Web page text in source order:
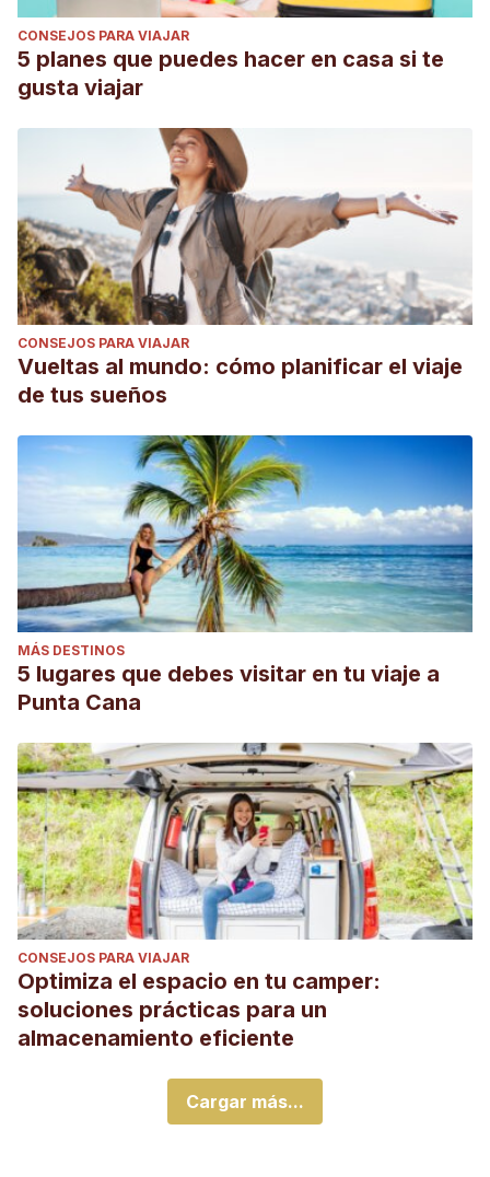
CONSEJOS PARA VIAJAR
5 planes que puedes hacer en casa si te
gusta viajar
CONSEJOS PARA VIAJAR
Vueltas al mundo: cómo planificar el viaje
de tus sueños
MÁS DESTINOS
5 lugares que debes visitar en tu viaje a
Punta Cana
CONSEJOS PARA VIAJAR
Optimiza el espacio en tu camper:
soluciones prácticas para un
almacenamiento eficiente
Cargar más...